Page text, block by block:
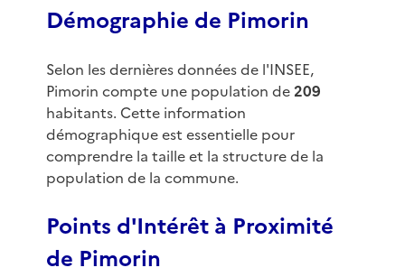
Démographie de Pimorin
Selon les dernières données de l'INSEE,
Pimorin compte une population de209
habitants. Cette information
démographique est essentielle pour
comprendre la taille et la structure de la
population de la commune.
Points d'Intérêt à Proximité
de Pimorin